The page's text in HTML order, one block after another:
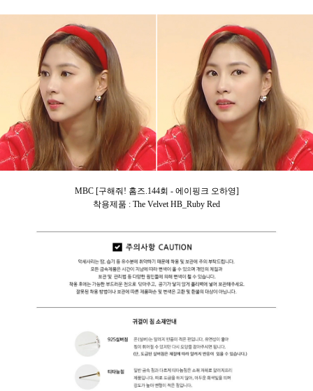
MBC [구해줘! 홈즈.144회 - 에이핑크 오하영]
착용제품 : The Velvet HB_Ruby Red